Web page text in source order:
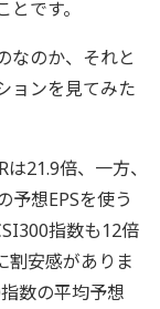
です。
なのか、それと
ョンを見てみた
21.9倍、一方、
予想EPSを使う
指数も12倍
割安感がありま
数の平均予想